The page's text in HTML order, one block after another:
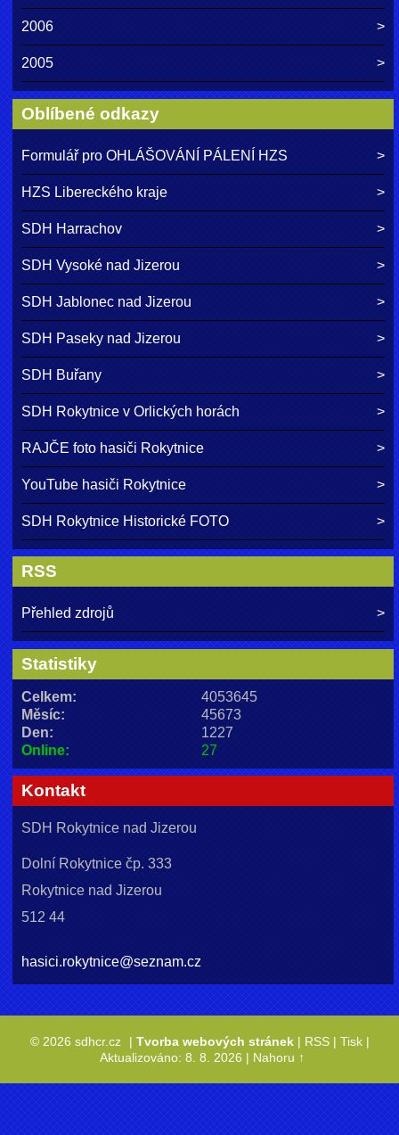
2006
2005
Oblíbené odkazy
Formulář pro OHLÁŠOVÁNÍ PÁLENÍ HZS
HZS Libereckého kraje
SDH Harrachov
SDH Vysoké nad Jizerou
SDH Jablonec nad Jizerou
SDH Paseky nad Jizerou
SDH Buřany
SDH Rokytnice v Orlických horách
RAJČE foto hasiči Rokytnice
YouTube hasiči Rokytnice
SDH Rokytnice Historické FOTO
RSS
Přehled zdrojů
Statistiky
Online: 27
Celkem:
4053645
Měsíc:
45673
Den:
1227
Kontakt
SDH Rokytnice nad Jizerou
Dolní Rokytnice čp. 333
Rokytnice nad Jizerou
512 44
hasici.rokytnice@seznam.cz
© 2026 sdhcr.cz | Tvorba webových stránek| RSS| Tisk|
Aktualizováno: 8. 8. 2026 | Nahoru ↑